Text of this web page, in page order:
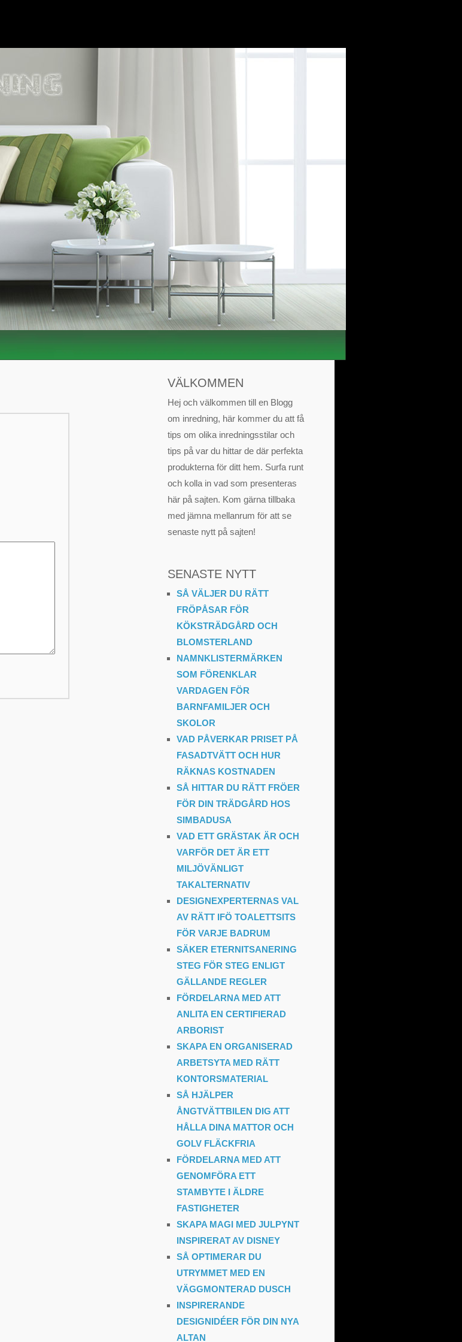
VÄLKOMMEN
Hej och välkommen till en Blogg
om inredning, här kommer du att få
tips om olika inredningsstilar och
tips på var du hittar de där perfekta
produkterna för ditt hem. Surfa runt
och kolla in vad som presenteras
här på sajten. Kom gärna tillbaka
med jämna mellanrum för att se
senaste nytt på sajten!
SENASTE NYTT
SÅ VÄLJER DU RÄTT
FRÖPÅSAR FÖR
KÖKSTRÄDGÅRD OCH
BLOMSTERLAND
NAMNKLISTERMÄRKEN
SOM FÖRENKLAR
VARDAGEN FÖR
BARNFAMILJER OCH
SKOLOR
VAD PÅVERKAR PRISET PÅ
FASADTVÄTT OCH HUR
RÄKNAS KOSTNADEN
SÅ HITTAR DU RÄTT FRÖER
FÖR DIN TRÄDGÅRD HOS
SIMBADUSA
VAD ETT GRÄSTAK ÄR OCH
VARFÖR DET ÄR ETT
MILJÖVÄNLIGT
TAKALTERNATIV
DESIGNEXPERTERNAS VAL
AV RÄTT IFÖ TOALETTSITS
FÖR VARJE BADRUM
SÄKER ETERNITSANERING
STEG FÖR STEG ENLIGT
GÄLLANDE REGLER
FÖRDELARNA MED ATT
ANLITA EN CERTIFIERAD
ARBORIST
SKAPA EN ORGANISERAD
ARBETSYTA MED RÄTT
KONTORSMATERIAL
SÅ HJÄLPER
ÅNGTVÄTTBILEN DIG ATT
HÅLLA DINA MATTOR OCH
GOLV FLÄCKFRIA
FÖRDELARNA MED ATT
GENOMFÖRA ETT
STAMBYTE I ÄLDRE
FASTIGHETER
SKAPA MAGI MED JULPYNT
INSPIRERAT AV DISNEY
SÅ OPTIMERAR DU
UTRYMMET MED EN
VÄGGMONTERAD DUSCH
INSPIRERANDE
DESIGNIDÉER FÖR DIN NYA
ALTAN